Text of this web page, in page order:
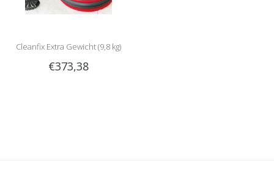
Cleanfix Extra Gewicht (9,8 kg)
€373,38